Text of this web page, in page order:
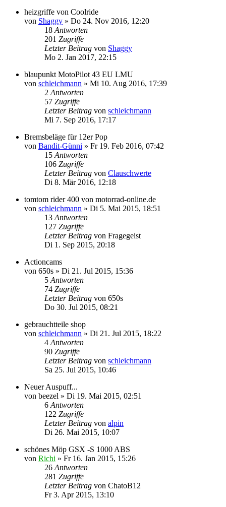
heizgriffe von Coolride
von Shaggy » Do 24. Nov 2016, 12:20
18 Antworten
201 Zugriffe
Letzter Beitrag von Shaggy
Mo 2. Jan 2017, 22:15
blaupunkt MotoPilot 43 EU LMU
von schleichmann » Mi 10. Aug 2016, 17:39
2 Antworten
57 Zugriffe
Letzter Beitrag von schleichmann
Mi 7. Sep 2016, 17:17
Bremsbeläge für 12er Pop
von Bandit-Günni » Fr 19. Feb 2016, 07:42
15 Antworten
106 Zugriffe
Letzter Beitrag von Clauschwerte
Di 8. Mär 2016, 12:18
tomtom rider 400 von motorrad-online.de
von schleichmann » Di 5. Mai 2015, 18:51
13 Antworten
127 Zugriffe
Letzter Beitrag von Fragegeist
Di 1. Sep 2015, 20:18
Actioncams
von 650s » Di 21. Jul 2015, 15:36
5 Antworten
74 Zugriffe
Letzter Beitrag von 650s
Do 30. Jul 2015, 08:21
gebrauchtteile shop
von schleichmann » Di 21. Jul 2015, 18:22
4 Antworten
90 Zugriffe
Letzter Beitrag von schleichmann
Sa 25. Jul 2015, 10:46
Neuer Auspuff...
von beezel » Di 19. Mai 2015, 02:51
6 Antworten
122 Zugriffe
Letzter Beitrag von alpin
Di 26. Mai 2015, 10:07
schönes Möp GSX -S 1000 ABS
von Richi » Fr 16. Jan 2015, 15:26
26 Antworten
281 Zugriffe
Letzter Beitrag von ChatoB12
Fr 3. Apr 2015, 13:10